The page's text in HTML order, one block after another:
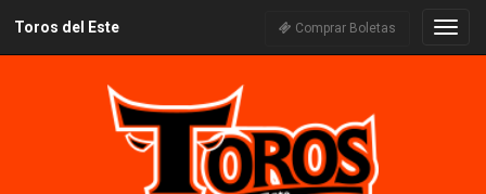
Toros del Este Comprar Boletas